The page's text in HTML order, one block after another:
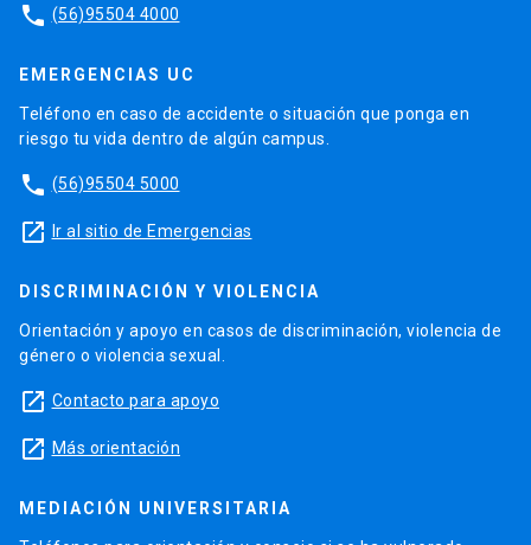
phone (56)95504 4000
EMERGENCIAS UC
Teléfono en caso de accidente o situación que ponga en
riesgo tu vida dentro de algún campus.
phone (56)95504 5000
launch Ir al sitio de Emergencias
DISCRIMINACIÓN Y VIOLENCIA
Orientación y apoyo en casos de discriminación, violencia de
género o violencia sexual.
launch Contacto para apoyo
launch Más orientación
MEDIACIÓN UNIVERSITARIA